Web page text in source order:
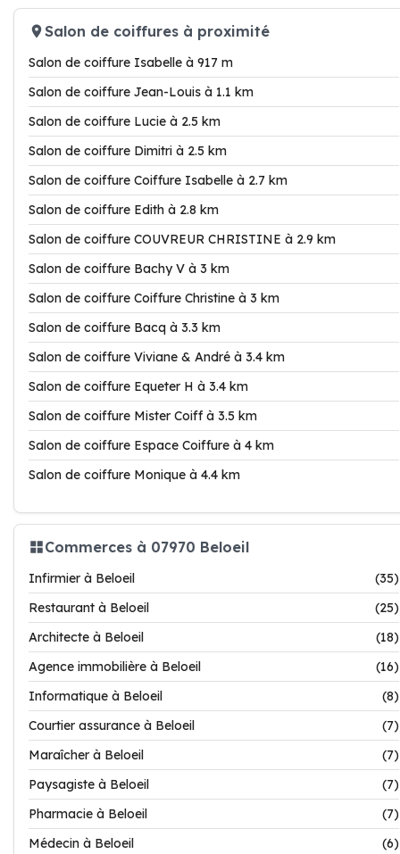
Salon de coiffures à proximité
Salon de coiffure Isabelle à 917 m
Salon de coiffure Jean-Louis à 1.1 km
Salon de coiffure Lucie à 2.5 km
Salon de coiffure Dimitri à 2.5 km
Salon de coiffure Coiffure Isabelle à 2.7 km
Salon de coiffure Edith à 2.8 km
Salon de coiffure COUVREUR CHRISTINE à 2.9 km
Salon de coiffure Bachy V à 3 km
Salon de coiffure Coiffure Christine à 3 km
Salon de coiffure Bacq à 3.3 km
Salon de coiffure Viviane & André à 3.4 km
Salon de coiffure Equeter H à 3.4 km
Salon de coiffure Mister Coiff à 3.5 km
Salon de coiffure Espace Coiffure à 4 km
Salon de coiffure Monique à 4.4 km
Commerces à 07970 Beloeil
Infirmier à Beloeil
(35)
Restaurant à Beloeil
(25)
Architecte à Beloeil
(18)
Agence immobilière à Beloeil
(16)
Informatique à Beloeil
(8)
Courtier assurance à Beloeil
(7)
Maraîcher à Beloeil
(7)
Paysagiste à Beloeil
(7)
Pharmacie à Beloeil
(7)
Médecin à Beloeil
(6)